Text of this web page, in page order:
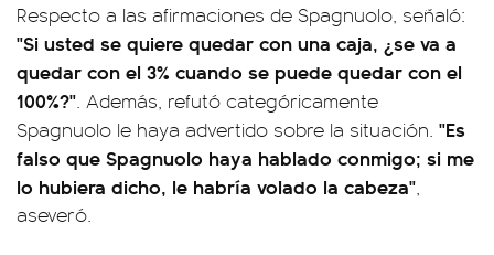
Respecto a las afirmaciones de Spagnuolo, señaló:
"Si usted se quiere quedar con una caja, ¿se va a
quedar con el 3% cuando se puede quedar con el
100%?". Además, refutó categóricamente
Spagnuolo le haya advertido sobre la situación. "Es
falso que Spagnuolo haya hablado conmigo; si me
lo hubiera dicho, le habría volado la cabeza",
aseveró.